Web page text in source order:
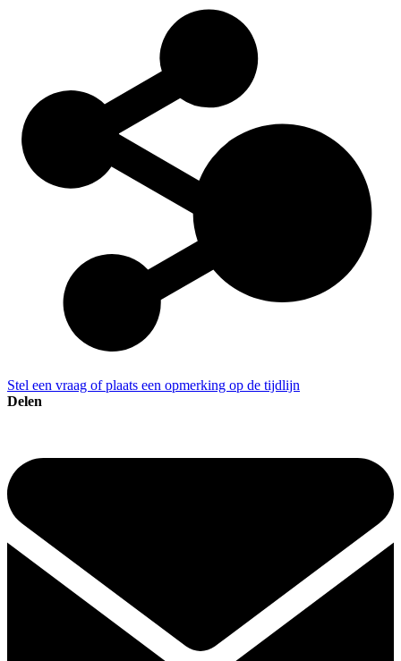
Stel een vraag of plaats een opmerking op de tijdlijn
Delen